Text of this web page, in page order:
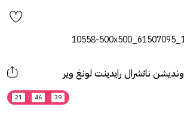
ناتشرال رايدينت لونغ وير
21 : 46 :
39